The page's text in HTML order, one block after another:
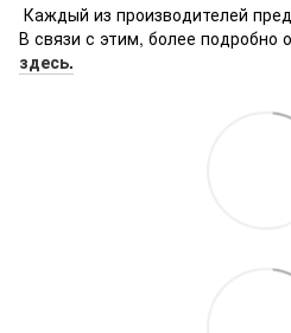
Каждый из производителей
В связи с этим, более подробно
здесь.